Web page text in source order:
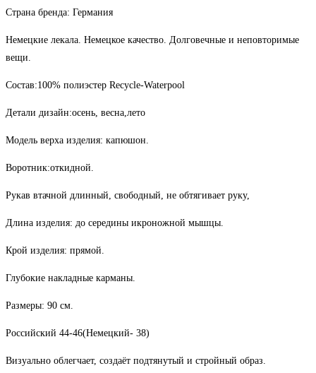
Страна бренда: Германия
Немецкие лекала. Немецкое качество. Долговечные и неповторимые
вещи.
Состав:100% полиэстер Recycle-Waterpool
Детали дизайн:осень, весна,лето
Модель верха изделия: капюшон.
Воротник:откидной.
Рукав втачной длинный, свободный, не обтягивает руку,
Длина изделия: до середины икроножной мышцы.
Крой изделия: прямой.
Глубокие накладные карманы.
Размеры: 90 см.
Российский 44-46(Немецкий- 38)
Визуально облегчает, создаёт подтянутый и стройный образ.